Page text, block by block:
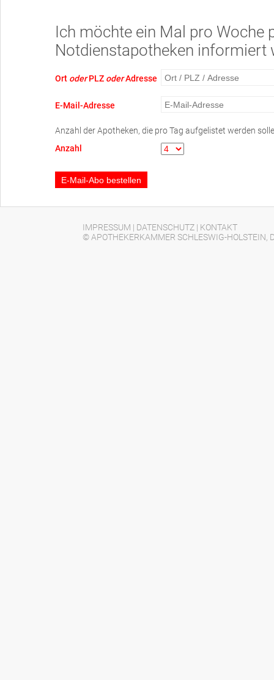
Ich möchte ein Mal pro Woche
Notdienstapotheken informiert
Ort oderPLZ oderAdresse
E-Mail-Adresse
Anzahl der Apotheken, die pro Tag aufgelistet werden
Anzahl
IMPRESSUM | DATENSCHUTZ | KONTAKT
© APOTHEKERKAMMER SCHLESWIG-HOLSTEIN,